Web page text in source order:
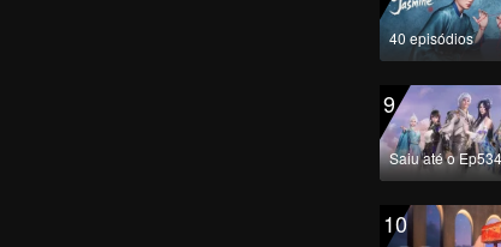
40 episódios
9
Saiu até o Ep534
10